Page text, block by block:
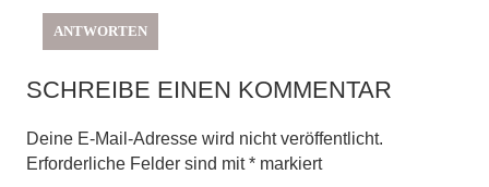
ANTWORTEN
SCHREIBE EINEN KOMMENTAR
Deine E-Mail-Adresse wird nicht veröffentlicht.
Erforderliche Felder sind mit*markiert